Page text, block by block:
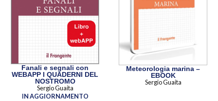
Fanali e segnali con
WEBAPP I QUADERNI DEL
NOSTROMO
Sergio Guaita
IN AGGIORNAMENTO
Meteorologia marina –
EBOOK
Sergio Guaita